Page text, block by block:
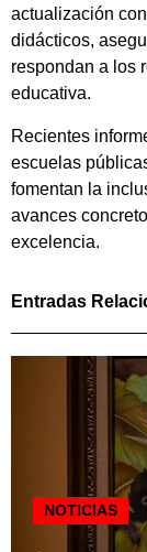
actualización
didácticos,
respondan a los
educativa.
Recientes
escuelas
fomentan la
avances
excelencia.
Entradas
NOTICIAS